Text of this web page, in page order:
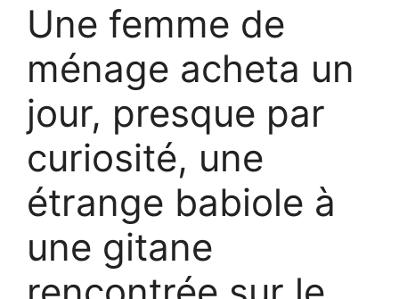
Une femme de
ménage acheta un
jour, presque par
curiosité, une
étrange babiole à
une gitane